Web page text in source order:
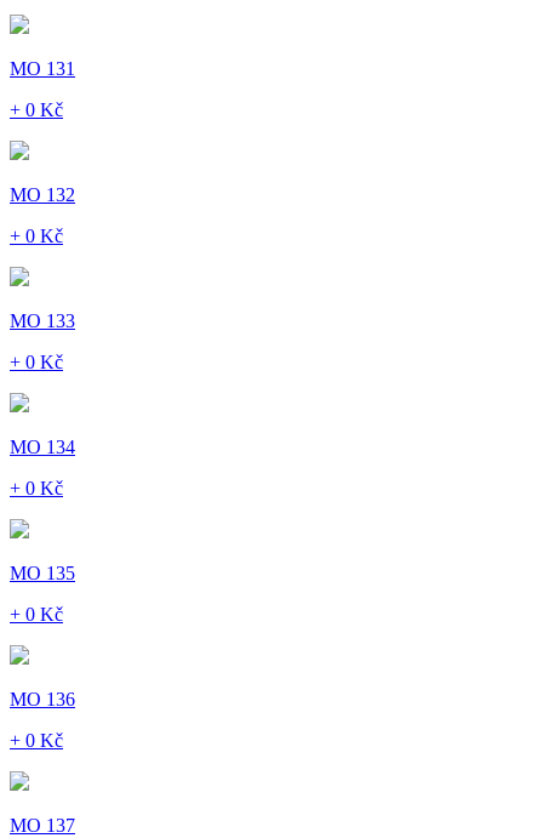
MO 131
+ 0 Kč
MO 132
+ 0 Kč
MO 133
+ 0 Kč
MO 134
+ 0 Kč
MO 135
+ 0 Kč
MO 136
+ 0 Kč
MO 137